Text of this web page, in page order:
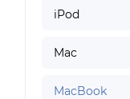
iPod
Mac
MacBook